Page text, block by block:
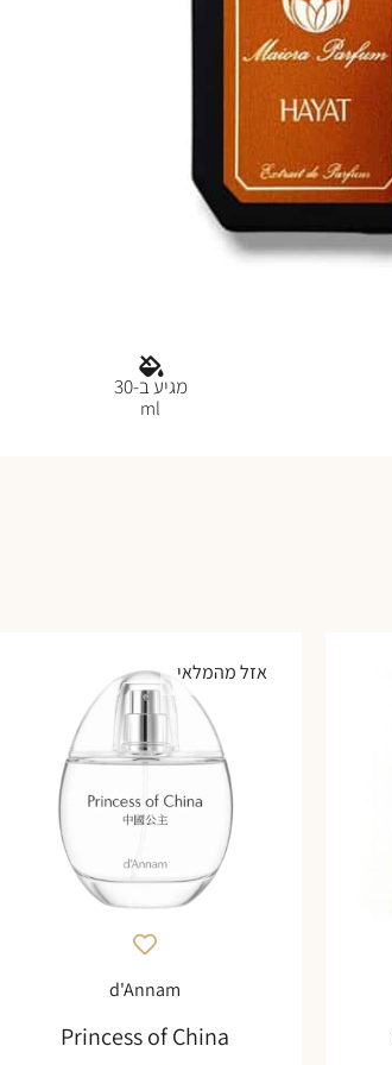
מגיע ב-30
ml
אזל מהמלאי
d'Annam
Princess of China